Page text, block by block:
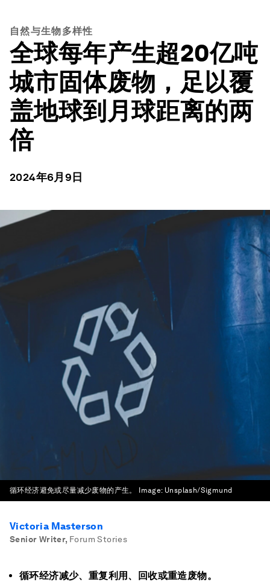
自然与生物多样性
全球每年产生超20亿吨
城市固体废物，足以覆
盖地球到月球距离的两
倍
2024年6月9日
循环经济避免或尽量减少废物的产生。 Image: Unsplash/Sigmund
Victoria Masterson
Senior Writer, Forum Stories
循环经济减少、重复利用、回收或重造废物。